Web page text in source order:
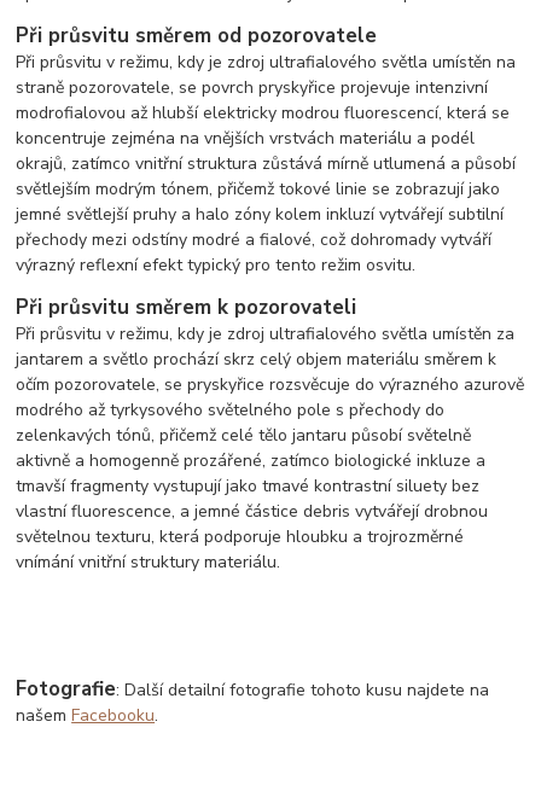
Při průsvitu směrem od pozorovatele
Při průsvitu v režimu, kdy je zdroj ultrafialového světla umístěn na
straně pozorovatele, se povrch pryskyřice projevuje intenzivní
modrofialovou až hlubší elektricky modrou fluorescencí, která se
koncentruje zejména na vnějších vrstvách materiálu a podél
okrajů, zatímco vnitřní struktura zůstává mírně utlumená a působí
světlejším modrým tónem, přičemž tokové linie se zobrazují jako
jemné světlejší pruhy a halo zóny kolem inkluzí vytvářejí subtilní
přechody mezi odstíny modré a fialové, což dohromady vytváří
výrazný reflexní efekt typický pro tento režim osvitu.
Při průsvitu směrem k pozorovateli
Při průsvitu v režimu, kdy je zdroj ultrafialového světla umístěn za
jantarem a světlo prochází skrz celý objem materiálu směrem k
očím pozorovatele, se pryskyřice rozsvěcuje do výrazného azurově
modrého až tyrkysového světelného pole s přechody do
zelenkavých tónů, přičemž celé tělo jantaru působí světelně
aktivně a homogenně prozářené, zatímco biologické inkluze a
tmavší fragmenty vystupují jako tmavé kontrastní siluety bez
vlastní fluorescence, a jemné částice debris vytvářejí drobnou
světelnou texturu, která podporuje hloubku a trojrozměrné
vnímání vnitřní struktury materiálu.
Fotografie: Další detailní fotografie tohoto kusu najdete na
našemFacebooku.